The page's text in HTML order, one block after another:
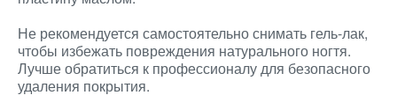
Не рекомендуется самостоятельно снимать гель-лак,
чтобы избежать повреждения натурального ногтя.
Лучше обратиться к профессионалу для безопасного
удаления покрытия.